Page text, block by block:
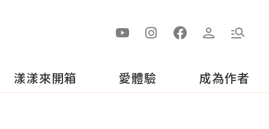
漾漾來開箱 愛體驗 成為作者